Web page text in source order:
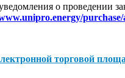
о
purchase/
торговой